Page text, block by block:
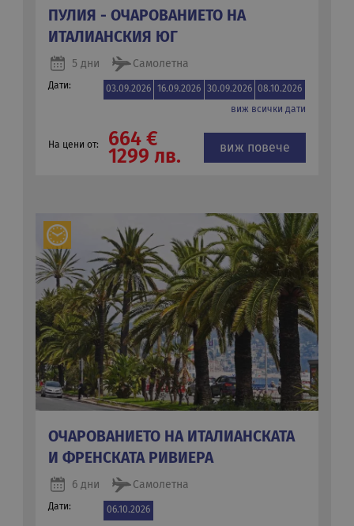
ПУЛИЯ - ОЧАРОВАНИЕТО НА
ИТАЛИАНСКИЯ ЮГ
5 дни Самолетна
Дати: 03.09.2026 16.09.2026 30.09.2026 08.10.2026
виж всички дати
На цени от:
664 €
1299 лв.
виж повече
ОЧАРОВАНИЕТО НА ИТАЛИАНСКАТА
И ФРЕНСКАТА РИВИЕРА
6 дни Самолетна
Дати: 06.10.2026